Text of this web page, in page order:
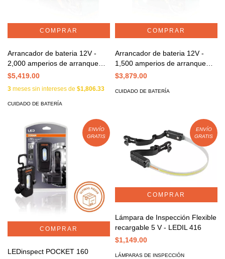
Arrancador de bateria 12V -
2,000 amperios de arranque
Mod. 400
$5,419.00
3 meses sin intereses de $1,806.33
CUIDADO DE BATERÍA
Arrancador de bateria 12V -
1,500 amperios de arranque
Mod. 300
$3,879.00
CUIDADO DE BATERÍA
ENVÍO
GRATIS
LEDinspect POCKET 160
ENVÍO
GRATIS
Lámpara de Inspección Flexible
recargable 5 V - LEDIL 416
$1,149.00
LÁMPARAS DE INSPECCIÓN